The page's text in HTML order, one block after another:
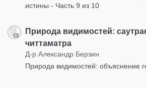
истины - Часть 9 из 10
Природа видимостей:
читтаматра
Д-р Александр Берзин
Природа видимостей: объяснение